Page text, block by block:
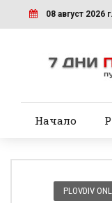
08 август 2026 г.
Начало
PLOVDIV